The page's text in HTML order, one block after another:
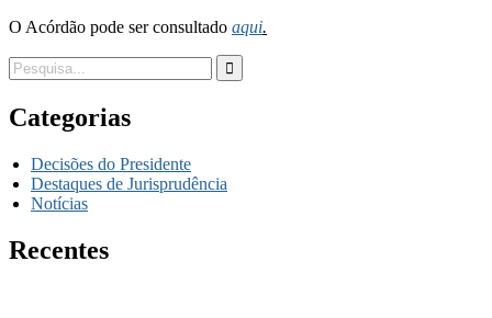
O Acórdão pode ser consultado aqui.
Categorias
Decisões do Presidente
Destaques de Jurisprudência
Notícias
Recentes